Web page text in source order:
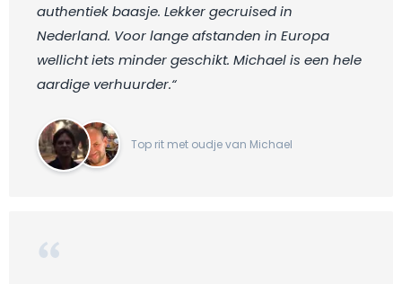
authentiek baasje. Lekker gecruised in
Nederland. Voor lange afstanden in Europa
wellicht iets minder geschikt. Michael is een hele
aardige verhuurder.“
Top rit met oudje van Michael